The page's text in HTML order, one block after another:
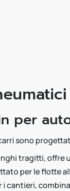
per
sono
tragitti, offre
per le flotte
i cantieri,